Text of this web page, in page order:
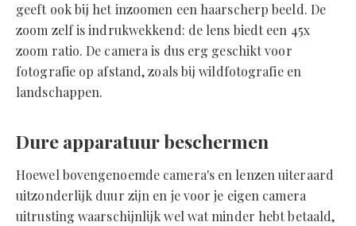
geeft ook bij het inzoomen een haarscherp beeld. De
zoom zelf is indrukwekkend: de lens biedt een 45x
zoom ratio. De camera is dus erg geschikt voor
fotografie op afstand, zoals bij wildfotografie en
landschappen.
Dure apparatuur beschermen
Hoewel bovengenoemde camera's en lenzen uiteraard
uitzonderlijk duur zijn en je voor je eigen camera
uitrusting waarschijnlijk wel wat minder hebt betaald,